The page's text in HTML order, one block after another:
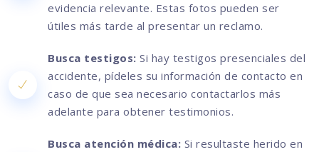
evidencia relevante. Estas fotos pueden ser
útiles más tarde al presentar un reclamo.
Busca testigos: Si hay testigos presenciales del
accidente, pídeles su información de contacto en
caso de que sea necesario contactarlos más
adelante para obtener testimonios.
Busca atención médica: Si resultaste herido en